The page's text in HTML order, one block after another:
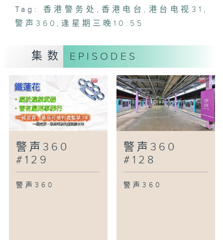
Tag: 香港警务处 , 香港电台 , 港台电视31 ,
警声360 ,逢星期三晚10:55
集数 EPISODES
警声360
#129
警声360
警声360
#128
警声360